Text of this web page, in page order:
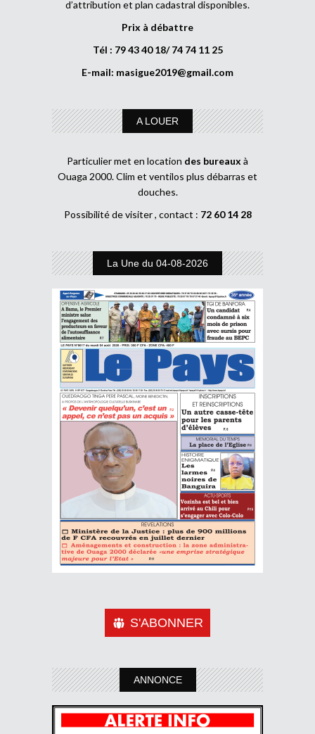
d’attribution et plan cadastral disponibles.
Prix à débattre
Tél : 79 43 40 18/ 74 74 11 25
E-mail: masigue2019@gmail.com
A LOUER
Particulier met en location des bureaux à
Ouaga 2000. Clim et ventilos plus débarras et
douches.
Possibilité de visiter , contact : 72 60 14 28
La Une du 04-08-2026
S'ABONNER
ANNONCE